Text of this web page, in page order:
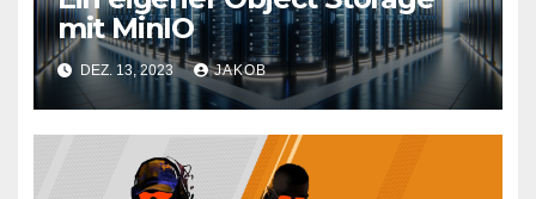
mit MinIO
DEZ. 13, 2023 JAKOB